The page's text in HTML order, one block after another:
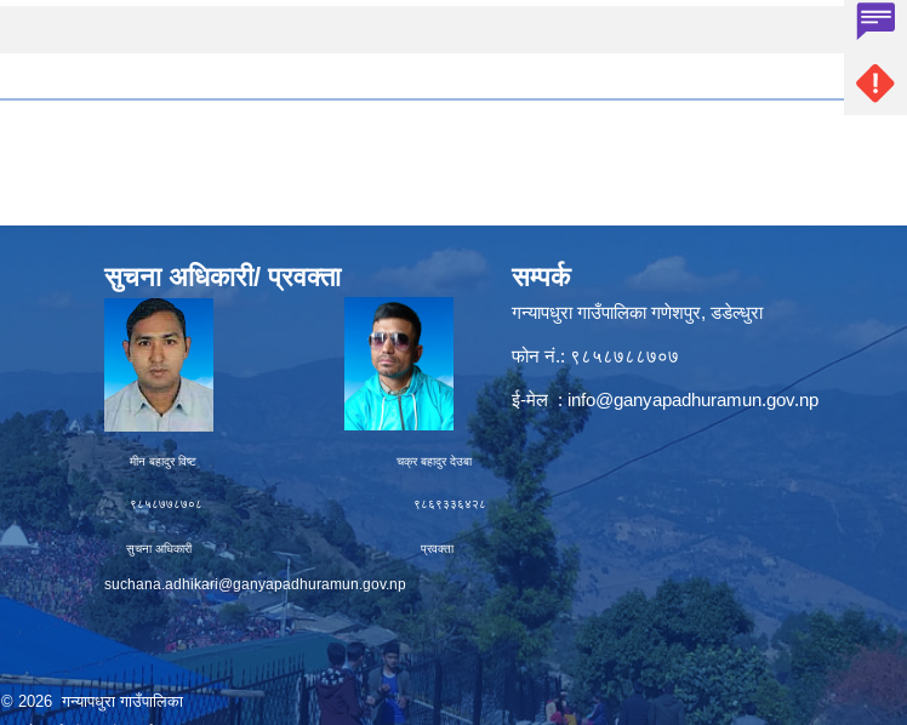
सुचना अधिकारी/ प्रवक्ता
मीन बहादुर विष्ट चक्र बहादुर देउबा
९८५८७७८७०८ ९८६९३३६४२८
सुचना अधिकारी प्रवक्ता
suchana.adhikari@ganyapadhuramun.gov.np
सम्पर्क
गन्यापधुरा गाउँपालिका गणेशपुर, डडेल्धुरा
फोन नं.: ९८५८७८८७०७
ई-मेल :info@ganyapadhuramun.gov.np
© 2026 गन्यापधुरा गाउँपालिका